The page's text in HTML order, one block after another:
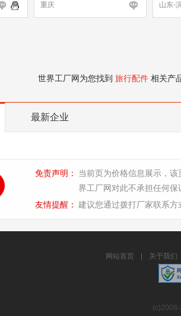
重庆 山东-
世界工厂网为您找到 旅行配件 相关产
最新企业
免责声明：
当前页为价格信息展示，
界工厂网对此不承担任何保
友情提醒： 建议您通过拨打厂家联系
网站首页 关于我们